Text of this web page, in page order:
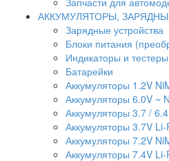
АККУМУЛЯТОРЫ,
Зарядные устройства
Блоки питания
Индикаторы и тестеры
Батарейки
Аккумуляторы 1.2V
Аккумуляторы 6.0V ~
Аккумуляторы 3.7 /
Аккумуляторы 3.7V Li-
Аккумуляторы 7.2V
Аккумуляторы 7.4V Li-